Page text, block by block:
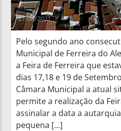
27/08/2021
Pelo segundo ano
Municipal de Ferreira do
a Feira de Ferreira que
dias 17,18 e 19 de
Câmara Municipal a atual
permite a realização da
assinalar a data a
pequena […]